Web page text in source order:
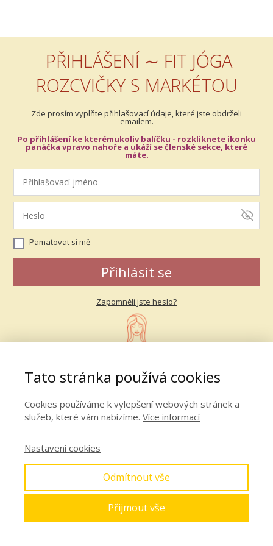
PŘIHLÁŠENÍ ∼ FIT JÓGA
ROZCVIČKY S MARKÉTOU
Zde prosím vyplňte přihlašovací údaje, které jste obdrželi
emailem.
Po přihlášení ke kterémukoliv balíčku - rozkliknete ikonku
panáčka vpravo nahoře a ukáží se členské sekce, které
máte.
Pamatovat si mě
Přihlásit se
Zapomněli jste heslo?
Tato stránka používá cookies
Cookies používáme k vylepšení webových stránek a
služeb, které vám nabízíme. Více informací
Nastavení cookies
Odmítnout vše
Přijmout vše